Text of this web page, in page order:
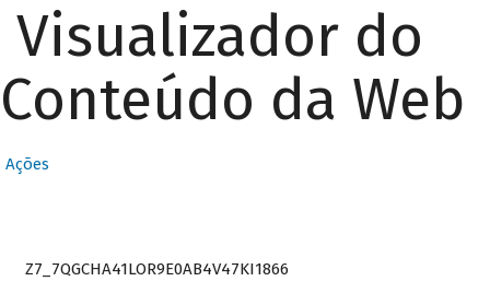
Visualizador do
Conteúdo da Web
Ações
Z7_7QGCHA41LOR9E0AB4V47KI1866